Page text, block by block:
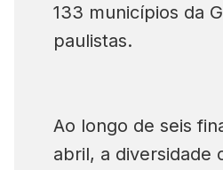
133 municípios da
paulistas.
Ao longo de seis
abril, a diversidade